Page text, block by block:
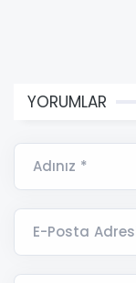
YORUMLAR
Adınız *
E-Posta